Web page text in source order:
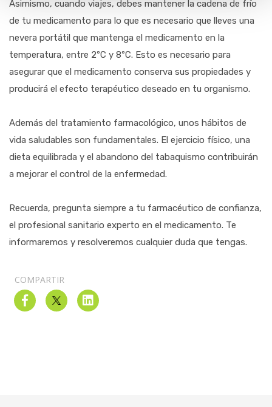
Asimismo, cuando viajes, debes mantener la cadena de frío
de tu medicamento para lo que es necesario que lleves una
nevera portátil que mantenga el medicamento en la
temperatura, entre 2ºC y 8ºC. Esto es necesario para
asegurar que el medicamento conserva sus propiedades y
producirá el efecto terapéutico deseado en tu organismo.
Además del tratamiento farmacológico, unos hábitos de
vida saludables son fundamentales. El ejercicio físico, una
dieta equilibrada y el abandono del tabaquismo contribuirán
a mejorar el control de la enfermedad.
Recuerda, pregunta siempre a tu farmacéutico de confianza,
el profesional sanitario experto en el medicamento. Te
informaremos y resolveremos cualquier duda que tengas.
COMPARTIR